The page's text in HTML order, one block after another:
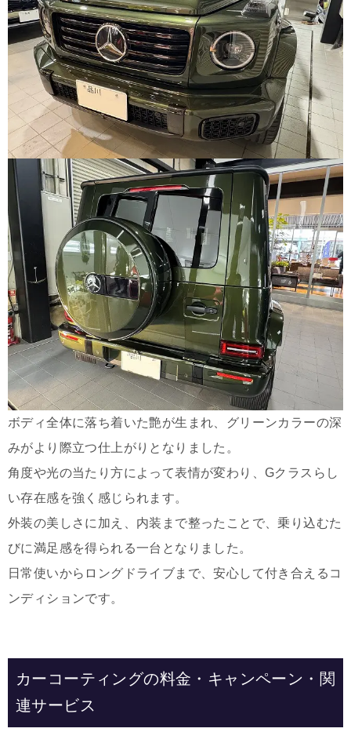
ボディ全体に落ち着いた艶が生まれ、グリーンカラーの深
みがより際立つ仕上がりとなりました。
角度や光の当たり方によって表情が変わり、Gクラスらし
い存在感を強く感じられます。
外装の美しさに加え、内装まで整ったことで、乗り込むた
びに満足感を得られる一台となりました。
日常使いからロングドライブまで、安心して付き合えるコ
ンディションです。
カーコーティングの料金・キャンペーン・関
連サービス